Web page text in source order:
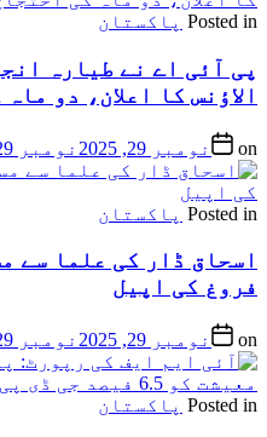
Posted in پاکستان
پی آئی اے نے طیارہ
الاؤنس کا اعلان، دو
on نومبر 29, 2025 نومبر 29, 2025
Posted in پاکستان
اسحاق ڈار کی علما سے
فروغ کی اپیل
on نومبر 29, 2025 نومبر 29, 2025
Posted in پاکستان